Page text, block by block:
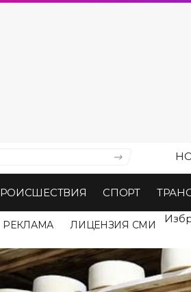
СПОРТ
РЕКЛАМА ЛИЦЕНЗИЯ СМИ